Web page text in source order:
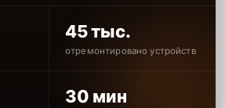
45 тыс.
отремонтировано устройств
30 мин